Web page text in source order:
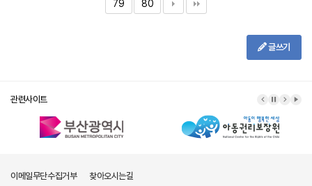
79
80
글쓰기
관련사이트
이메일무단수집거부 찾아오시는길